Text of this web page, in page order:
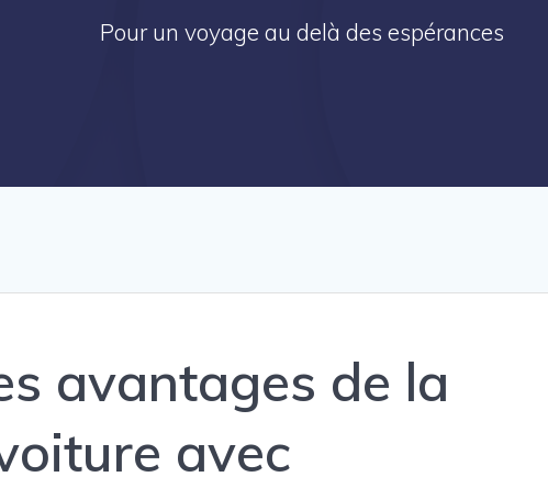
Pour un voyage au delà des espérances
avantages de la
avec